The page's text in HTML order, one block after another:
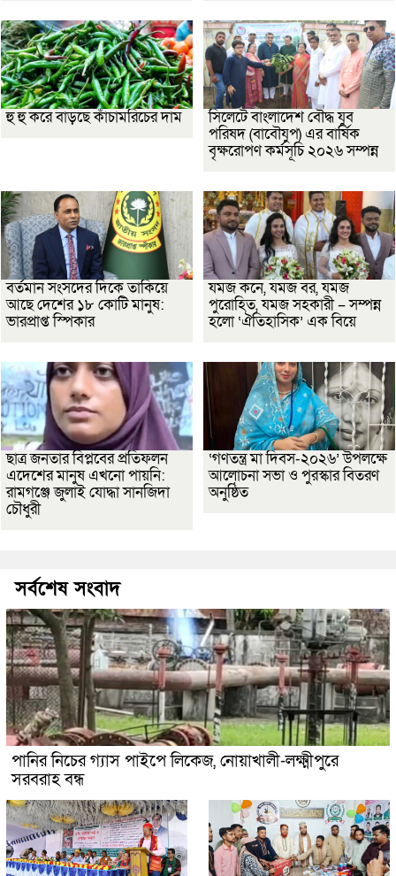
হু হু করে বাড়ছে কাঁচামরিচের দাম
সিলেটে বাংলাদেশ বৌদ্ধ যুব
পরিষদ (বাবৌযুপ) এর বার্ষিক
বৃক্ষরোপণ কর্মসূচি ২০২৬ সম্পন্ন
বর্তমান সংসদের দিকে তাকিয়ে
আছে দেশের ১৮ কোটি মানুষ:
ভারপ্রাপ্ত স্পিকার
যমজ কনে, যমজ বর, যমজ
পুরোহিত, যমজ সহকারী – সম্পন্ন
হলো ‘ঐতিহাসিক’ এক বিয়ে
ছাত্র জনতার বিপ্লবের প্রতিফলন
এদেশের মানুষ এখনো পায়নি:
রামগঞ্জে জুলাই যোদ্ধা সানজিদা
চৌধুরী
‘গণতন্ত্র মা দিবস-২০২৬’ উপলক্ষে
আলোচনা সভা ও পুরস্কার বিতরণ
অনুষ্ঠিত
সর্বশেষ সংবাদ
পানির নিচের গ্যাস পাইপে লিকেজ, নোয়াখালী-লক্ষ্মীপুরে
সরবরাহ বন্ধ